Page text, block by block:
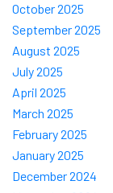
October 2025
September 2025
August 2025
July 2025
April 2025
March 2025
February 2025
January 2025
December 2024